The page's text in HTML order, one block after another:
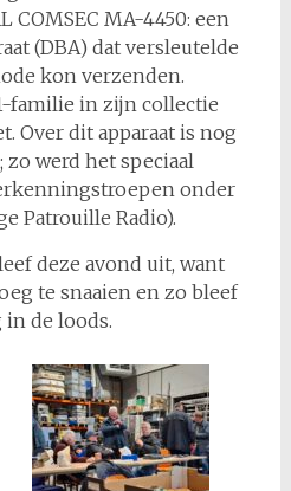
COMSEC MA-4450: een
(DBA) dat versleutelde
kon verzenden.
familie in zijn collectie
Over dit apparaat is nog
werd het speciaal
onder
Patrouille Radio).
deze avond uit, want
te snaaien en zo bleef
de loods.